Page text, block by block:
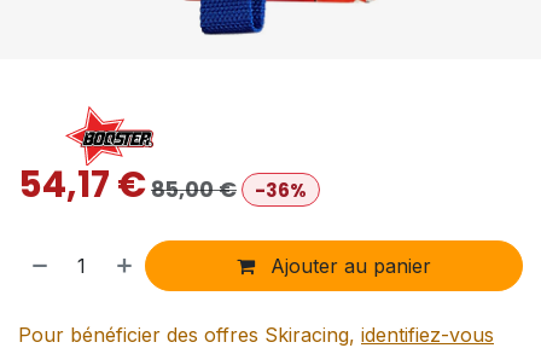
54,17€85,00€ -36%
Ajouter au panier
Pour bénéficier des offres Skiracing, identifiez-vous